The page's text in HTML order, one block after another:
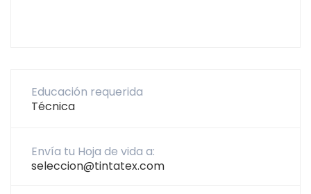
Educación requerida
Técnica
Envía tu Hoja de vida a:
seleccion@tintatex.com